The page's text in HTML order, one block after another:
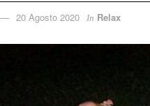
20 Agosto 2020 In Relax